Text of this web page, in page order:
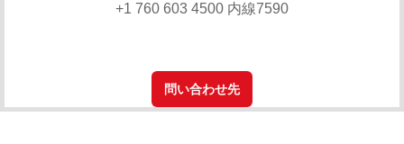
+1 760 603 4500 内線7590
問い合わせ先